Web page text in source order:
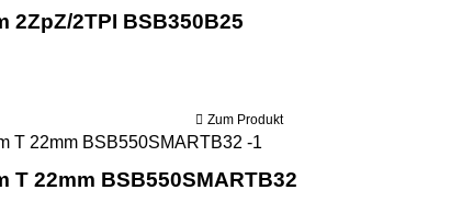
2ZpZ/2TPI BSB350B25
Zum Produkt
T 22mm BSB550SMARTB32